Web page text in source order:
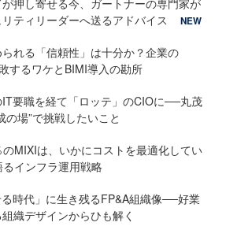
押し寄せる今、ガートナーの専門家が
ティリーダーへ送るアドバイス
NEW
れる「信頼性」は十分か？企業の
するワケとBIMI導入の勘所
要職を経て「ロッテ」のCIOに──丸茂
の場”で挑戦したいこと
MIXIは、いかにコストを最適化してい
インフラ運用戦略
る時代」に生き残るFP&A組織像──好業
織デザインからひも解く